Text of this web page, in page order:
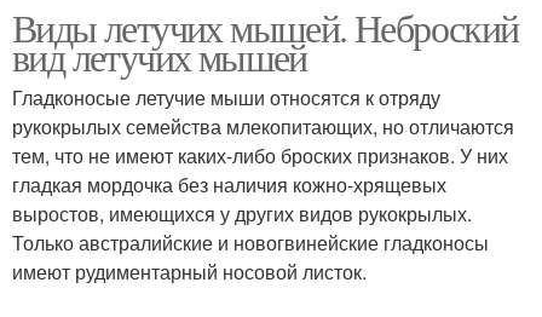
Виды летучих мышей. Неброский
вид летучих мышей
Гладконосые летучие мыши относятся к отряду
рукокрылых семейства млекопитающих, но отличаются
тем, что не имеют каких-либо броских признаков. У них
гладкая мордочка без наличия кожно-хрящевых
выростов, имеющихся у других видов рукокрылых.
Только австралийские и новогвинейские гладконосы
имеют рудиментарный носовой листок.